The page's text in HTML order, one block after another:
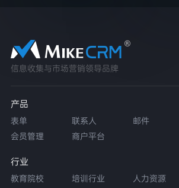
信息收集与市场营销领导品牌
产品
表单 联系人 邮件
会员管理
商户平台
行业
教育院校 培训行业 人力资源